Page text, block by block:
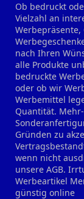
Ob bedruckt
Vielzahl an
Werbepräsente,
nach Ihren
alle Produkte
bedruckte
oder ob wir
Werbemittel
Quantität.
Gründen zu
wenn nicht
unsere AGB.
Werbeartikel
günstig online